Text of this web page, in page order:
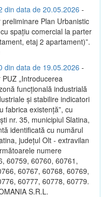
din data de 20.05.2026 -
Plan Urbanistic
spațiu comercial la parter
etaj 2 apartament)”.
din data de 19.05.2026 -
„Introducerea
funcțională industrială
și stabilire indicatori
fabrica existență”, cu
nr. 35, municipiul Slatina,
identificată cu numărul
județul Olt - extravilan
numere
60759, 60760, 60761,
60767, 60768, 60769,
60777, 60778, 60779.
S.R.L.